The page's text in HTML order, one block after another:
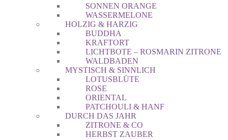
SONNEN ORANGE
WASSERMELONE
HOLZIG & HARZIG
BUDDHA
KRAFTORT
LICHTBOTE – ROSMARIN ZITRONE
WALDBADEN
MYSTISCH & SINNLICH
LOTUSBLÜTE
ROSE
ORIENTAL
PATCHOULI & HANF
DURCH DAS JAHR
ZITRONE & CO
HERBST ZAUBER